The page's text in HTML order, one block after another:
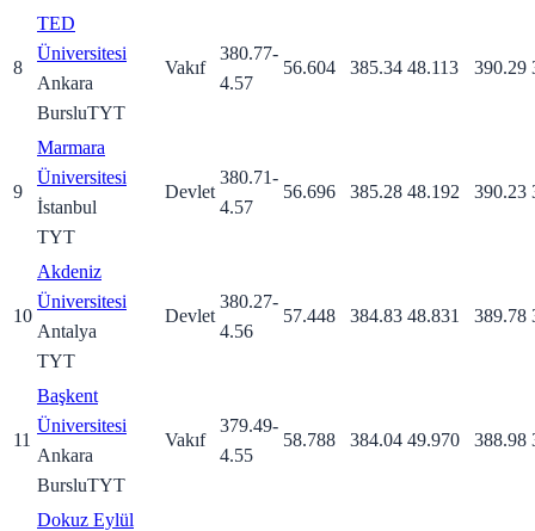
8
TED
Üniversitesi
Ankara
BursluTYT
Vakıf
380.77-
4.57
56.604 385.34 48.113 390.29
9
Marmara
Üniversitesi
İstanbul
TYT
Devlet
380.71-
4.57
56.696 385.28 48.192 390.23
10
Akdeniz
Üniversitesi
Antalya
TYT
Devlet
380.27-
4.56
57.448 384.83 48.831 389.78
11
Başkent
Üniversitesi
Ankara
BursluTYT
Vakıf
379.49-
4.55
58.788 384.04 49.970 388.98
Dokuz Eylül